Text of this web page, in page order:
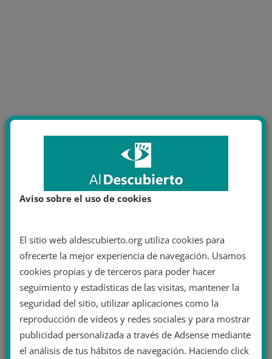
Aviso sobre el uso de cookies
El sitio web aldescubierto.org utiliza cookies para
ofrecerte la mejor experiencia de navegación. Usamos
cookies propias y de terceros para poder hacer
seguimiento y estadísticas de las visitas, mantener la
seguridad del sitio, utilizar aplicaciones como la
reproducción de vídeos y redes sociales y para mostrar
publicidad personalizada a través de Adsense mediante
el análisis de tus hábitos de navegación. Haciendo click